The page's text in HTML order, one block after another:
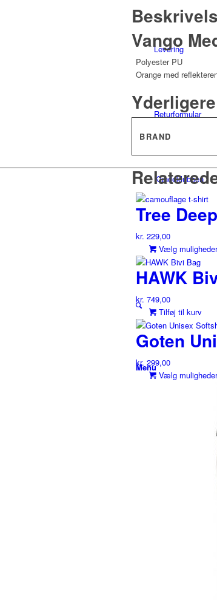
Levering
Returformular
Kundeklubben
Menu
Vango
Polyester PU
Orange med
BRAND
Tree
kr. 229,00
Vælg muligheder
HAWK
kr. 749,00
Tilføj til kurv
Goten
kr. 299,00
Vælg muligheder